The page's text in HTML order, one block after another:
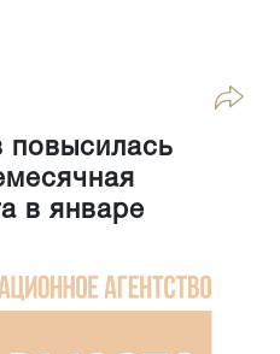
повысилась
в январе